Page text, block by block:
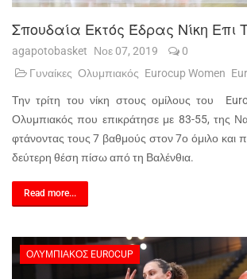
Σπουδαία Εκτός Έδρας Νίκη Επι
agapotobasket Νοε 07, 2019
0
Γυναίκες Ολυμπιακός Eurocup Women
Την τρίτη του νίκη στους ομίλους του
Ολυμπιακός που επικράτησε με 83-55, της
φτάνοντας τους 7 βαθμούς στον 7ο όμιλο και
δεύτερη θέση πίσω από τη Βαλένθια.
Read more...
ΟΛΥΜΠΙΑΚΌΣ EUROCUP